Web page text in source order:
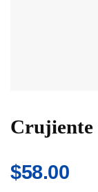
Crujiente
$58.00